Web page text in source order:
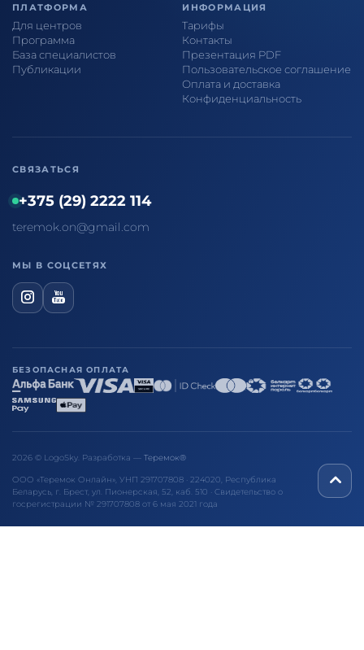
ПЛАТФОРМА
Для центров
Программа
База специалистов
Публикации
ИНФОРМАЦИЯ
Тарифы
Контакты
Презентация PDF
Пользовательское соглашение
Оплата и доставка
Конфиденциальность
СВЯЗАТЬСЯ
+375 (29) 2222 114
teremok.on@gmail.com
МЫ В СОЦСЕТЯХ
БЕЗОПАСНАЯ ОПЛАТА
2026 © LogoSky. Разработка — Теремок®
ООО «Теремок Онлайн», УНП 291707808 · 224020, Республика
Беларусь, г. Брест, ул. Пионерская, 52, каб. 510 · Свидетельство о
госрегистрации № 291707808 от 6 мая 2021 года